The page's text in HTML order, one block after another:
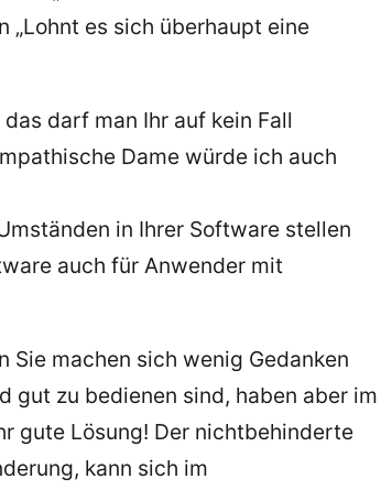
„Lohnt es sich überhaupt eine
darf man Ihr auf kein Fall
Dame würde ich auch
in Ihrer Software stellen
auch für Anwender mit
Sie machen sich wenig Gedanken
gut zu bedienen sind, haben aber im
gute Lösung! Der nichtbehinderte
kann sich im